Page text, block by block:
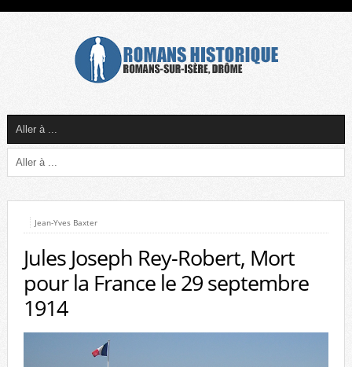
Jean-Yves Baxter
Jules Joseph Rey-Robert, Mort
pour la France le 29 septembre
1914